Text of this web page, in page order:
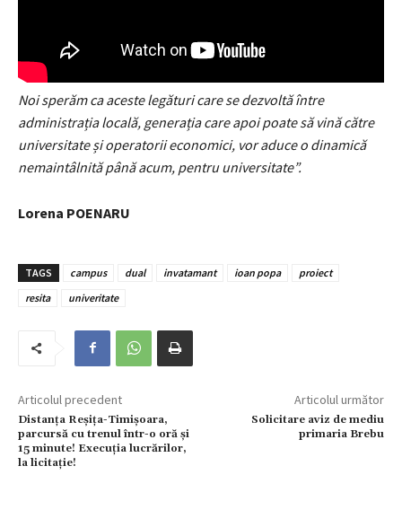
Noi sperăm ca aceste legături care se dezvoltă între
administrația locală, generația care apoi poate să vină către
universitate și operatorii economici, vor aduce o dinamică
nemaintâlnită până acum, pentru universitate”.
Lorena POENARU
TAGS campus dual invatamant ioan popa
proiect
resita
univeritate
Articolul precedent
Distanța Reșița-Timișoara,
parcursă cu trenul într-o oră și
15 minute! Execuția lucrărilor,
la licitație!
Articolul următor
Solicitare aviz de mediu
primaria Brebu